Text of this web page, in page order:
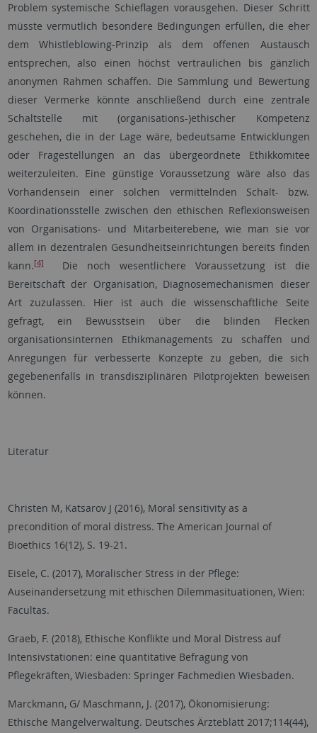
Problem systemische Schieflagen vorausgehen. Dieser Schritt
müsste vermutlich besondere Bedingungen erfüllen, die eher
dem Whistleblowing-Prinzip als dem offenen Austausch
entsprechen, also einen höchst vertraulichen bis gänzlich
anonymen Rahmen schaffen. Die Sammlung und Bewertung
dieser Vermerke könnte anschließend durch eine zentrale
Schaltstelle mit (organisations-)ethischer Kompetenz
geschehen, die in der Lage wäre, bedeutsame Entwicklungen
oder Fragestellungen an das übergeordnete Ethikkomitee
weiterzuleiten. Eine günstige Voraussetzung wäre also das
Vorhandensein einer solchen vermittelnden Schalt- bzw.
Koordinationsstelle zwischen den ethischen Reflexionsweisen
von Organisations- und Mitarbeiterebene, wie man sie vor
allem in dezentralen Gesundheitseinrichtungen bereits finden
kann.[4]Die noch wesentlichere Voraussetzung ist die
Bereitschaft der Organisation, Diagnosemechanismen dieser
Art zuzulassen. Hier ist auch die wissenschaftliche Seite
gefragt, ein Bewusstsein über die blinden Flecken
organisationsinternen Ethikmanagements zu schaffen und
Anregungen für verbesserte Konzepte zu geben, die sich
gegebenenfalls in transdisziplinären Pilotprojekten beweisen
können.
Literatur
Christen M, Katsarov J (2016), Moral sensitivity as a
precondition of moral distress. The American Journal of
Bioethics 16(12), S. 19-21.
Eisele, C. (2017), Moralischer Stress in der Pflege:
Auseinandersetzung mit ethischen Dilemmasituationen, Wien:
Facultas.
Graeb, F. (2018), Ethische Konflikte und Moral Distress auf
Intensivstationen: eine quantitative Befragung von
Pflegekräften, Wiesbaden: Springer Fachmedien Wiesbaden.
Marckmann, G/ Maschmann, J. (2017), Ökonomisierung:
Ethische Mangelverwaltung. Deutsches Ärzteblatt 2017;114(44),